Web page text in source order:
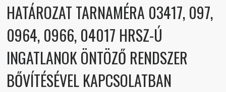
HATÁROZAT TARNAMÉRA 03417, 097,
0964, 0966, 04017 HRSZ-Ú
INGATLANOK ÖNTÖZŐ RENDSZER
BŐVÍTÉSÉVEL KAPCSOLATBAN